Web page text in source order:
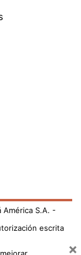
América S.A. -
escrita
×